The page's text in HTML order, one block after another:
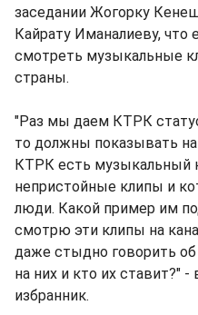
заседании Жогорку
Кайрату Иманалиеву, что
смотреть музыкальные
страны.
"Раз мы даем КТРК
то должны показывать
КТРК есть музыкальный
непристойные клипы и
люди. Какой пример им
смотрю эти клипы на
даже стыдно говорить
на них и кто их ставит?"
избранник.